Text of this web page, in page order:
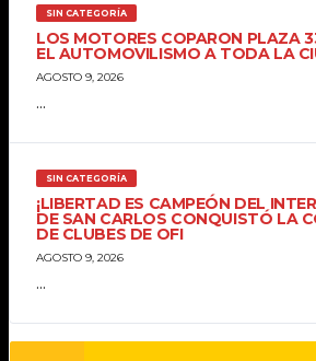
SIN CATEGORÍA
LOS MOTORES COPARON PLAZA
EL AUTOMOVILISMO A TODA LA
AGOSTO 9, 2026
...
SIN CATEGORÍA
¡LIBERTAD ES CAMPEÓN DEL
DE SAN CARLOS CONQUISTÓ LA
DE CLUBES DE OFI
AGOSTO 9, 2026
...